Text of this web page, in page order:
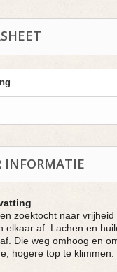
INFORMATIE
zoektocht naar
elkaar af. Lachen en
Die weg omhoog en
hogere top te